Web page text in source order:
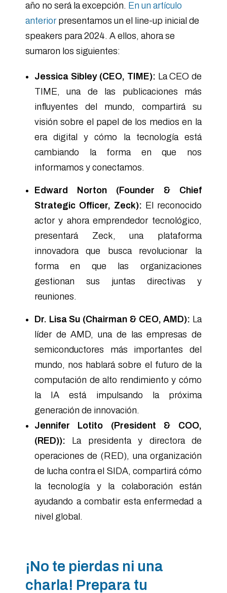
año no será la excepción. En un artículo
anteriorpresentamos un el line-up inicial de
speakers para 2024. A ellos, ahora se
sumaron los siguientes:
Jessica Sibley (CEO, TIME): La CEO de
TIME, una de las publicaciones más
influyentes del mundo, compartirá su
visión sobre el papel de los medios en la
era digital y cómo la tecnología está
cambiando la forma en que nos
informamos y conectamos.
Edward Norton (Founder & Chief
Strategic Officer, Zeck): El reconocido
actor y ahora emprendedor tecnológico,
presentará Zeck, una plataforma
innovadora que busca revolucionar la
forma en que las organizaciones
gestionan sus juntas directivas y
reuniones.
Dr. Lisa Su (Chairman & CEO, AMD): La
líder de AMD, una de las empresas de
semiconductores más importantes del
mundo, nos hablará sobre el futuro de la
computación de alto rendimiento y cómo
la IA está impulsando la próxima
generación de innovación.
Jennifer Lotito (President & COO,
(RED)): La presidenta y directora de
operaciones de (RED), una organización
de lucha contra el SIDA, compartirá cómo
la tecnología y la colaboración están
ayudando a combatir esta enfermedad a
nivel global.
¡No te pierdas ni una
charla! Prepara tu